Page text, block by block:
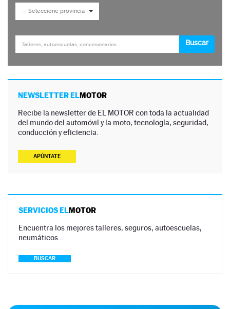
NEWSLETTER ELMOTOR
Recibe la newsletter de EL MOTOR con toda la actualidad
del mundo del automóvil y la moto, tecnología, seguridad,
conducción y eficiencia.
APÚNTATE
SERVICIOS ELMOTOR
Encuentra los mejores talleres, seguros, autoescuelas,
neumáticos…
BUSCAR